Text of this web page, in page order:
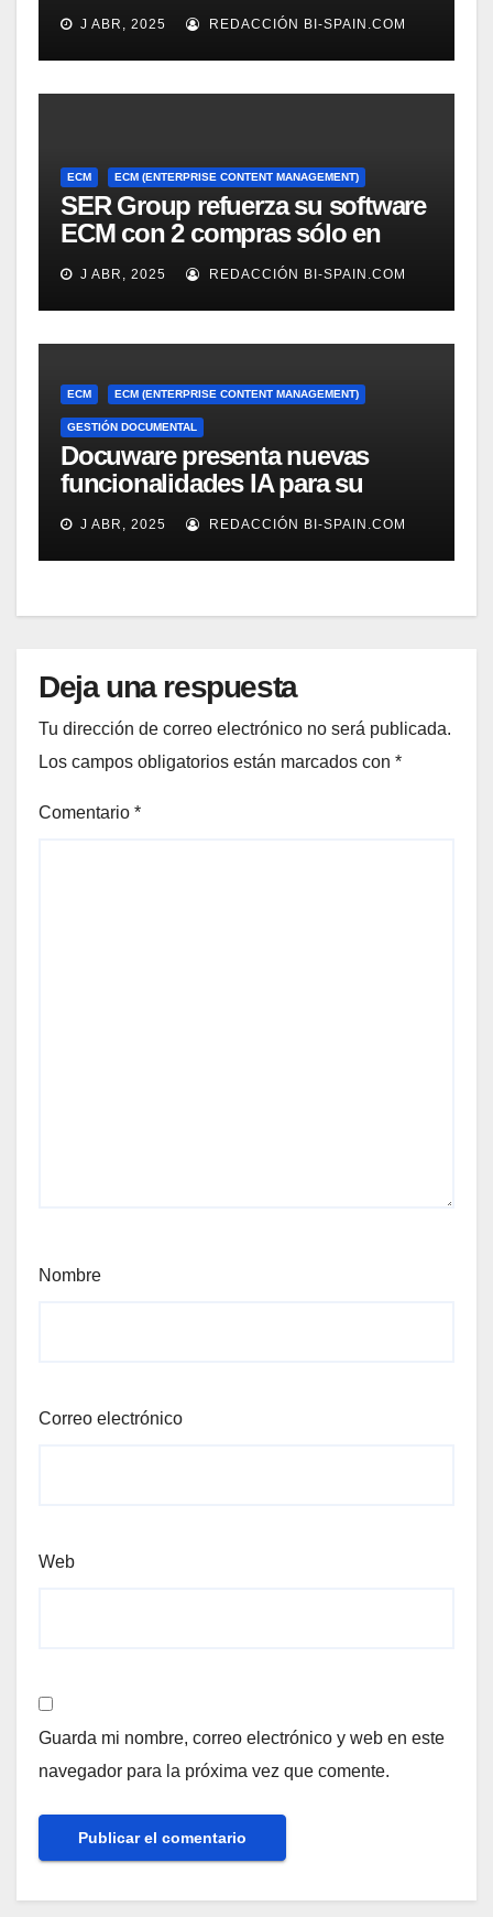
J ABR, 2025 REDACCIÓN BI-SPAIN.COM
ECM ECM (ENTERPRISE CONTENT MANAGEMENT)
SER Group refuerza su software
ECM con 2 compras sólo en
marzo
J ABR, 2025 REDACCIÓN BI-SPAIN.COM
ECM ECM (ENTERPRISE CONTENT MANAGEMENT)
GESTIÓN DOCUMENTAL
Docuware presenta nuevas
funcionalidades IA para su
gestión documental
J ABR, 2025 REDACCIÓN BI-SPAIN.COM
Deja una respuesta
Tu dirección de correo electrónico no será publicada.
Los campos obligatorios están marcados con *
Comentario *
Nombre
Correo electrónico
Web
Guarda mi nombre, correo electrónico y web en este
navegador para la próxima vez que comente.